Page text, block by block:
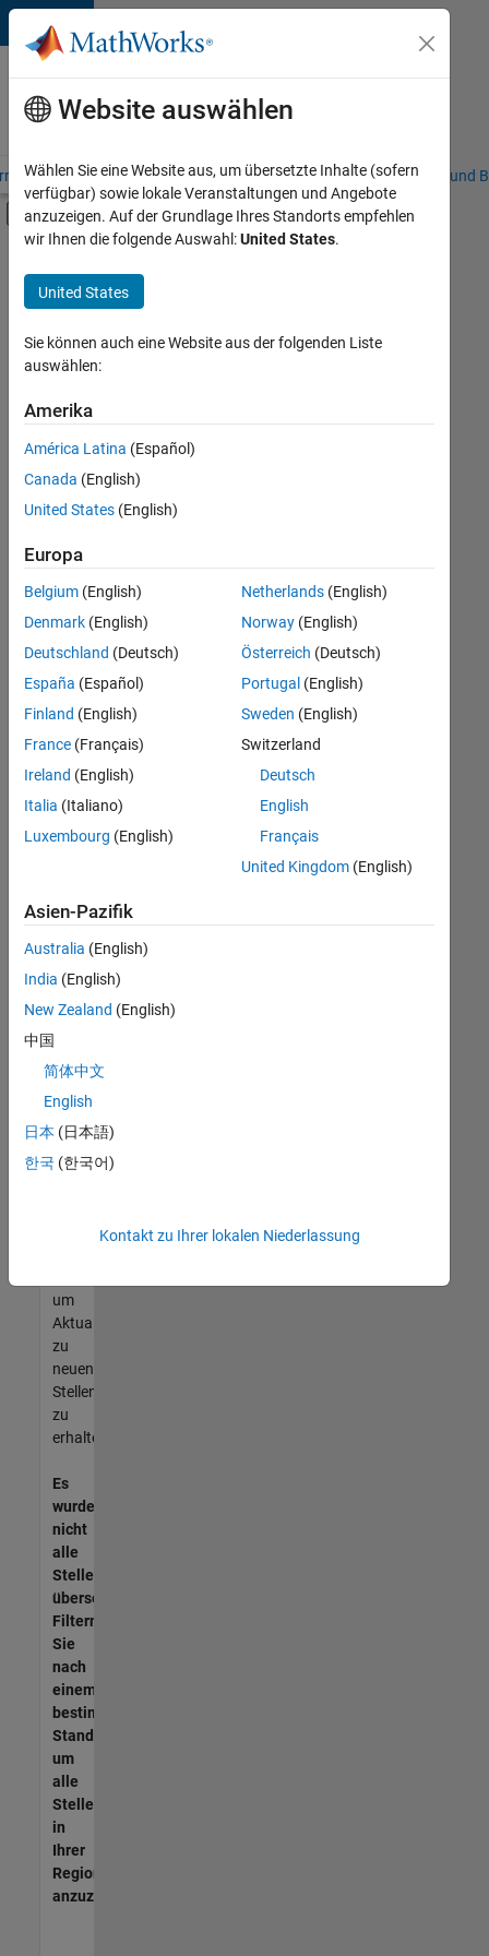
Weiter zum Inhalt
Karriere
bei
MathWorks
– Übersicht Stellensuche Niederlassungen Studierende und
Umschaltung für Off-Canvas-
Hauptinhalt
Praktika
Information Technology
Customer Support
Education Sales
Sales Operations
Finance and Operations
Human Resources
Büro- und Verwaltungsdienste
+7
Derzeit
es
keine
offenen
Stellen,
Ihren
Suchkriterien
entsprechen.
können
die
Suchkriterien
weiter
fassen
oder
alle
Stellenangebote
anzeigen .
noch
keine
offenen
Stellen
können,
die
Ihren
entsprechen,
werden
unseres
um
Aktualisierungen
zu
neuen
Stellenangeboten
zu
erhalten.
Es
wurden
nicht
alle
Stellen
übersetzt.
Filtern
Sie
nach
einem
bestimmten
Standort,
um
alle
Stellenangebote
in
Ihrer
Region
anzuzeigen.
Website auswählen
Wählen Sie eine Website aus, um übersetzte Inhalte (sofern
verfügbar) sowie lokale Veranstaltungen und Angebote
anzuzeigen. Auf der Grundlage Ihres Standorts empfehlen
wir Ihnen die folgende Auswahl:United States.
United States
Sie können auch eine Website aus der folgenden Liste
auswählen:
Amerika
América Latina (Español)
Canada (English)
United States (English)
Europa
Belgium (English)
Denmark (English)
Deutschland (Deutsch)
España (Español)
Finland (English)
France (Français)
Ireland (English)
Italia (Italiano)
Luxembourg (English)
Netherlands(English)
Norway(English)
Österreich (Deutsch)
Portugal (English)
Sweden (English)
Switzerland
Deutsch
English
Français
United Kingdom(English)
Asien-Pazifik
Australia (English)
India (English)
New Zealand (English)
中国
简体中文
English
日本 (日本語)
한국 (한국어)
Kontakt zu Ihrer lokalen Niederlassung